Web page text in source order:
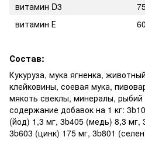
витамин D3
витамин Е
Состав:
Кукуруза, мука ягненка,
клейковины, соевая мука,
мякоть свеклы, минералы,
содержание добавок на 1 кг:
(йод) 1,3 мг, 3b405 (медь) 8,3 мг,
3b603 (цинк) 175 мг, 3b801